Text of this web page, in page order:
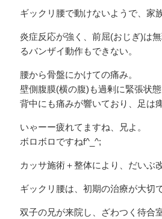
ギックリ腰で動けないようで、家
炎症反応が強く、前屈(おじぎ)は
るバンザイ動作もできない。
腰から骨盤にかけての痛み。
壁側腹膜(横の腹)も過剰に緊張状態
背中にも痛みが響いており、足は
いゃーー疲れてますね、兄よ。
ボロボロですねf^_^;
カッサ施術＋整体により、だいぶ
ギックリ腰は、初期の治療が大切
双子の兄が来院し、ざわつく待合